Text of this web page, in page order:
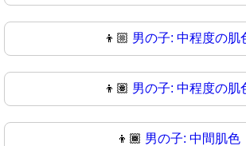
👦🏼 男の子: 中程度の肌
👦🏽 男の子: 中程度の肌
👦🏾 男の子: 中間肌色